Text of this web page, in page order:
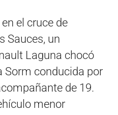
el cruce de
Sauces, un
Laguna chocó
Sorm conducida por
de 19.
menor